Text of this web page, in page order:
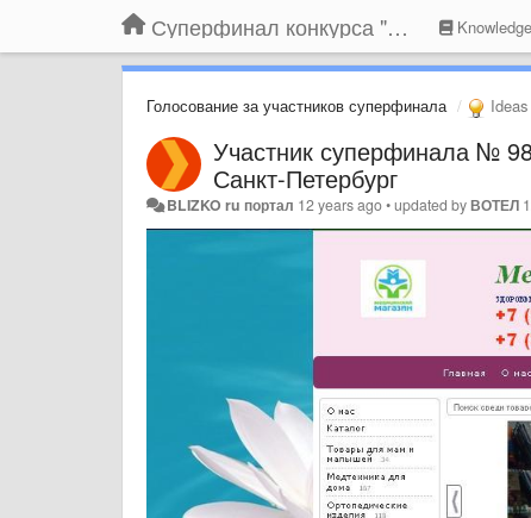
Суперфинал конкурса "Компания года-2014" на BLIZKO.ru
Голосование за участников суперфинала Ideas
Участник суперфинала №
Санкт-Петербург
BLIZKO ru портал 12 years ago•updated byВОТЕЛ